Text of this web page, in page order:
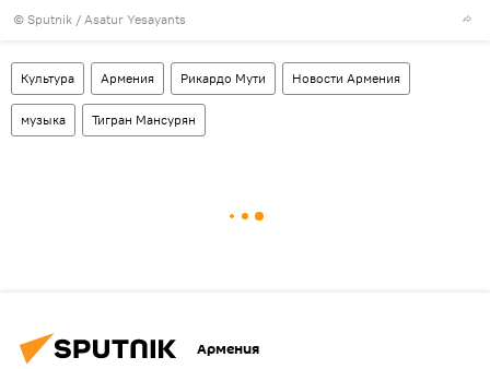
© Sputnik / Asatur Yesayants
Культура Армения Рикардо Мути Новости Армения
музыка Тигран Мансурян
Армения